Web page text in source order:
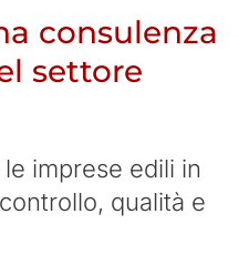
consulenza
settore
imprese edili in
qualità e